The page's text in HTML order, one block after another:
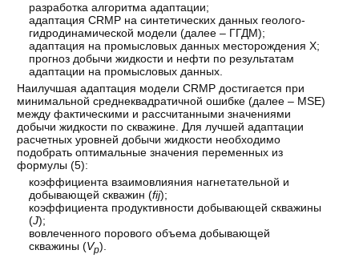
разработка алгоритма адаптации;
адаптация CRMP на синтетических данных геолого-
гидродинамической модели (далее – ГГДМ);
адаптация на промысловых данных месторождения Х;
прогноз добычи жидкости и нефти по результатам
адаптации на промысловых данных.
Наилучшая адаптация модели CRMP достигается при
минимальной среднеквадратичной ошибке (далее – MSE)
между фактическими и рассчитанными значениями
добычи жидкости по скважине. Для лучшей адаптации
расчетных уровней добычи жидкости необходимо
подобрать оптимальные значения переменных из
формулы (5):
коэффициента взаимовлияния нагнетательной и
добывающей скважин (fij);
коэффициента продуктивности добывающей скважины
(J);
вовлеченного порового объема добывающей
скважины (Vp).